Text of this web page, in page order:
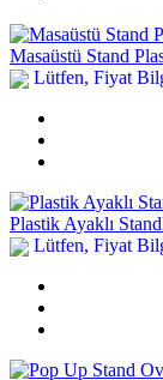
Masaüstü Stand
Lütfen, Fiyat
Plastik Ayaklı
Lütfen, Fiyat